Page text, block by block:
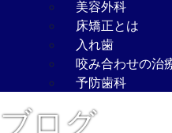
美容外科
床矯正とは
入れ歯
咬み合わせの治
予防歯科
ブログ